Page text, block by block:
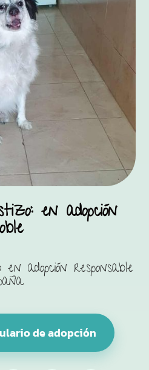
en adopción
adopción responsable
de adopción